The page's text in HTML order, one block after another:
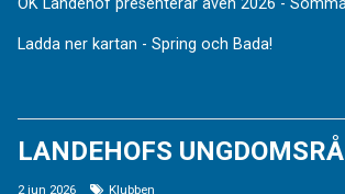
OK Landehof presenterar även 2026 -
Ladda ner kartan - Spring och Bada!
LANDEHOFS
2 jun 2026 Klubben